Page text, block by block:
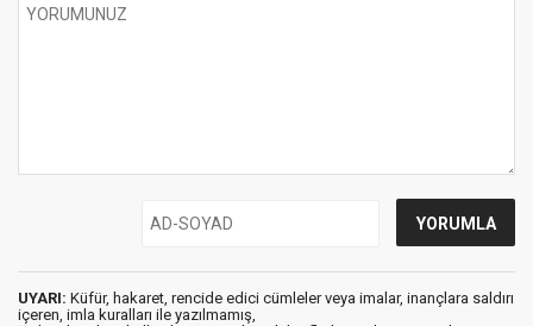
UYARI: Küfür, hakaret, rencide edici cümleler veya imalar, inançlara saldırı
içeren, imla kuralları ile yazılmamış,